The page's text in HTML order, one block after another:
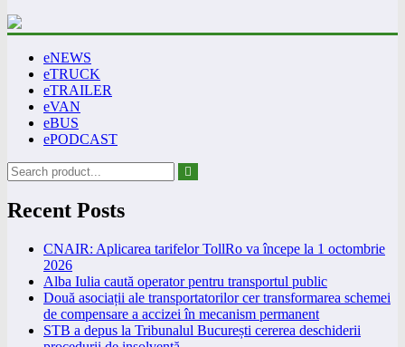
eNEWS
eTRUCK
eTRAILER
eVAN
eBUS
ePODCAST
Recent Posts
CNAIR: Aplicarea tarifelor TollRo va începe la 1 octombrie
2026
Alba Iulia caută operator pentru transportul public
Două asociații ale transportatorilor cer transformarea schemei
de compensare a accizei în mecanism permanent
STB a depus la Tribunalul București cererea deschiderii